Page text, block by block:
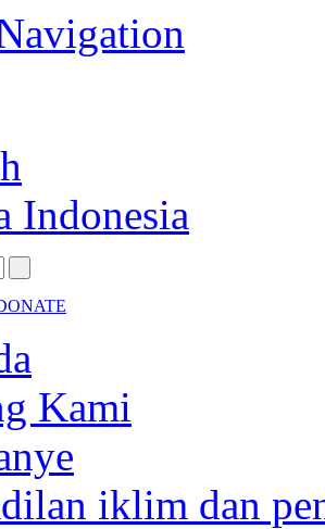
Indonesia
Kami
iklim dan